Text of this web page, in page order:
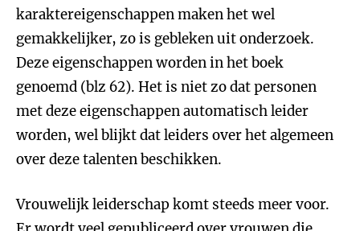
karaktereigenschappen maken het wel
gemakkelijker, zo is gebleken uit onderzoek.
Deze eigenschappen worden in het boek
genoemd (blz 62). Het is niet zo dat personen
met deze eigenschappen automatisch leider
worden, wel blijkt dat leiders over het algemeen
over deze talenten beschikken.
Vrouwelijk leiderschap komt steeds meer voor.